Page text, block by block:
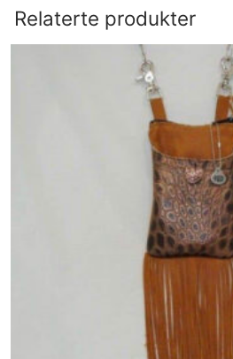
Relaterte produkter